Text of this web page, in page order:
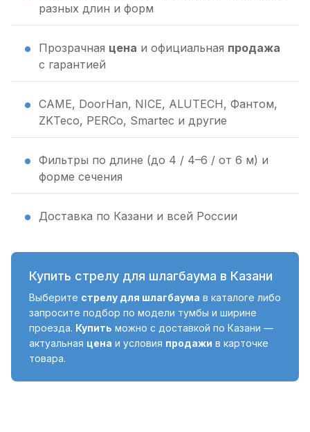
разных длин и форм
Прозрачная цена и официальная продажа
с гарантией
CAME, DoorHan, NICE, ALUTECH, Фантом,
ZKTeco, PERCo, Smartec и другие
Фильтры по длине (до 4 / 4–6 / от 6 м) и
форме сечения
Доставка по Казани и всей России
Купить стрелу для шлагбаума в Казани
Выберите стрелу для шлагбаума в каталоге либо
запросите подбор по модели тумбы и ширине
проезда. Купить можно с доставкой по Казани —
актуальная цена и условия продажи в карточке
товара.